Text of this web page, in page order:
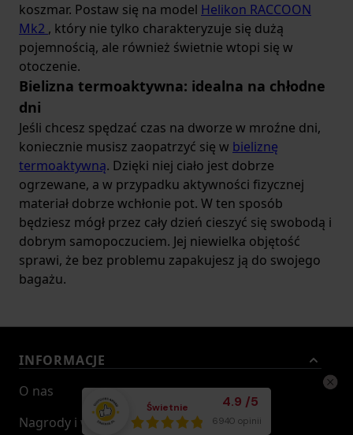
koszmar. Postaw się na model Helikon RACCOON
Mk2 , który nie tylko charakteryzuje się dużą
pojemnością, ale również świetnie wtopi się w
otoczenie.
Bielizna termoaktywna: idealna na chłodne
dni
Jeśli chcesz spędzać czas na dworze w mroźne dni,
koniecznie musisz zaopatrzyć się w bieliznę
termoaktywną. Dzięki niej ciało jest dobrze
ogrzewane, a w przypadku aktywności fizycznej
materiał dobrze wchłonie pot. W ten sposób
będziesz mógł przez cały dzień cieszyć się swobodą i
dobrym samopoczuciem. Jej niewielka objętość
sprawi, że bez problemu zapakujesz ją do swojego
bagażu.
Świetnie Średnia ocena
4.9 /5
Łącznie opinii:
6940 opinii
INFORMACJE
O nas
Nagrody i wyróżnienia